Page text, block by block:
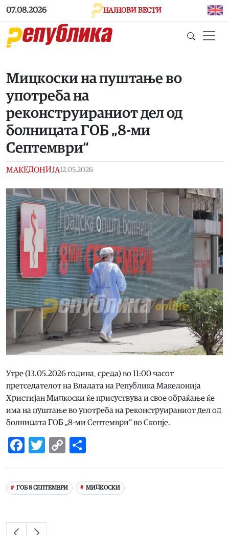
Skip to main content
07.08.2026 НАЈНОВИ ВЕСТИ
Мицкоски на пуштање во
употреба на
реконструираниот дел од
болницата ГОБ „8-ми
Септември“
МАКЕДОНИЈА12.05.2026
Утре (13.05.2026 година, среда) во 11:00 часот
претседателот на Владата на Република Македонија
Христијан Мицкоски ќе присуствува и свое обраќање ќе
има на пуштање во употреба на реконструираниот дел од
болницата ГОБ „8-ми Септември“ во Скопје.
Facebook
Twitter
Copy
ГОБ 8 СЕПТЕМВРИ МИЦКОСКИ